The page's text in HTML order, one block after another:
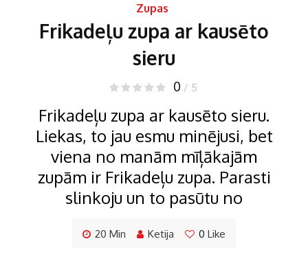
Zupas
Frikadeļu zupa ar kausēto
sieru
0 / 5
Frikadeļu zupa ar kausēto sieru.
Liekas, to jau esmu minējusi, bet
viena no manām mīļākajām
zupām ir Frikadeļu zupa. Parasti
slinkoju un to pasūtu no
20 Min Ketija 0 Like